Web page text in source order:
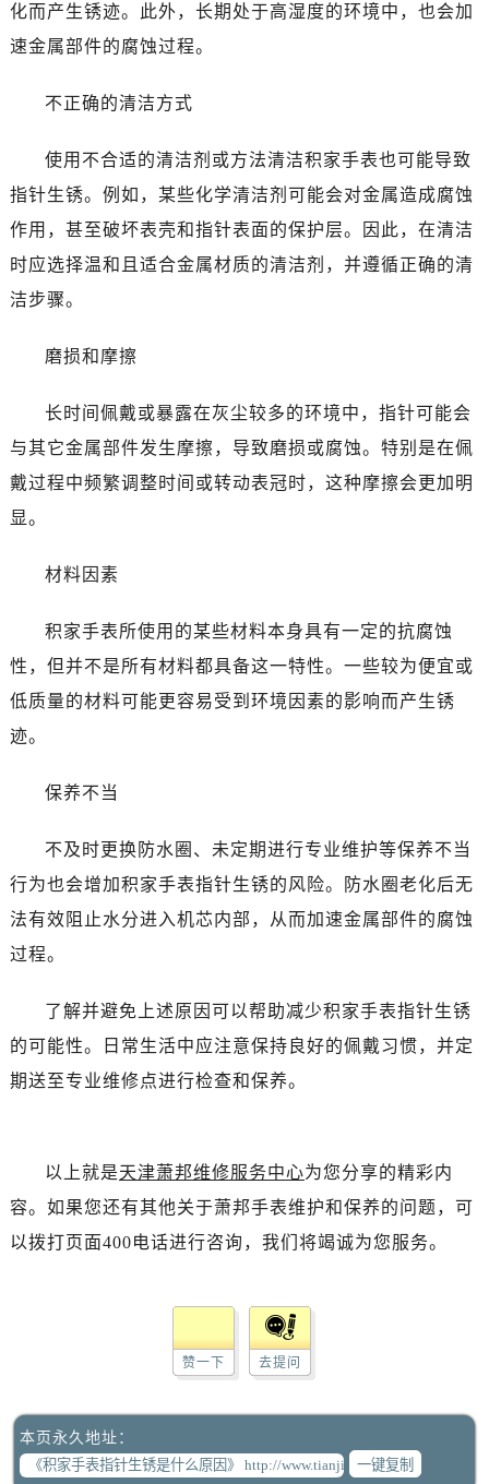
化而产生锈迹。此外，长期处于高湿度的环境中，也会加
速金属部件的腐蚀过程。
不正确的清洁方式
使用不合适的清洁剂或方法清洁积家手表也可能导致
指针生锈。例如，某些化学清洁剂可能会对金属造成腐蚀
作用，甚至破坏表壳和指针表面的保护层。因此，在清洁
时应选择温和且适合金属材质的清洁剂，并遵循正确的清
洁步骤。
磨损和摩擦
长时间佩戴或暴露在灰尘较多的环境中，指针可能会
与其它金属部件发生摩擦，导致磨损或腐蚀。特别是在佩
戴过程中频繁调整时间或转动表冠时，这种摩擦会更加明
显。
材料因素
积家手表所使用的某些材料本身具有一定的抗腐蚀
性，但并不是所有材料都具备这一特性。一些较为便宜或
低质量的材料可能更容易受到环境因素的影响而产生锈
迹。
保养不当
不及时更换防水圈、未定期进行专业维护等保养不当
行为也会增加积家手表指针生锈的风险。防水圈老化后无
法有效阻止水分进入机芯内部，从而加速金属部件的腐蚀
过程。
了解并避免上述原因可以帮助减少积家手表指针生锈
的可能性。日常生活中应注意保持良好的佩戴习惯，并定
期送至专业维修点进行检查和保养。
以上就是天津萧邦维修服务中心为您分享的精彩内
容。如果您还有其他关于萧邦手表维护和保养的问题，可
以拨打页面400电话进行咨询，我们将竭诚为您服务。
赞一下 去提问
本页永久地址：
一键复制